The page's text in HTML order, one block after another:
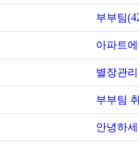
부부팀
아파트
별장관
부부팀
안녕하